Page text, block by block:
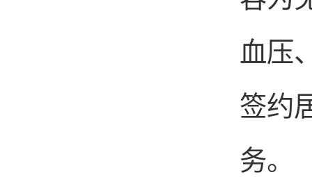
血压
签约
务。